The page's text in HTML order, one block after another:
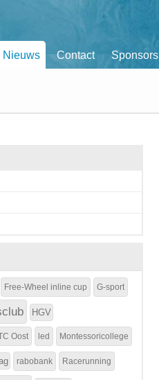
Nieuws Contact Sponsors
Free-Wheel inline cup G-sport
HGV
Oost led Montessoricollege
rabobank Racerunning